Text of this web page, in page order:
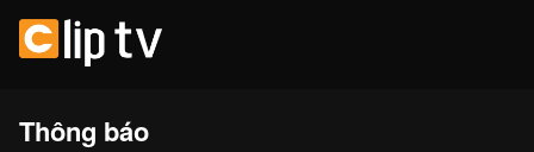
Thông báo